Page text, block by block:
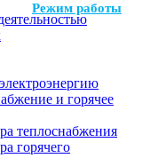
Режим работы
и горячее
теплоснабжения
горячего